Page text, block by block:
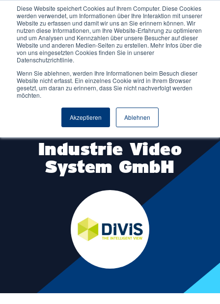
Diese Website speichert Cookies auf Ihrem Computer. Diese Cookies
werden verwendet, um Informationen über Ihre Interaktion mit unserer
Website zu erfassen und damit wir uns an Sie erinnern können. Wir
nutzen diese Informationen, um Ihre Website-Erfahrung zu optimieren
und um Analysen und Kennzahlen über unsere Besucher auf dieser
Website und anderen Medien-Seiten zu erstellen. Mehr Infos über die
von uns eingesetzten Cookies finden Sie in unserer
Datenschutzrichtlinie.
Wenn Sie ablehnen, werden Ihre Informationen beim Besuch dieser
Website nicht erfasst. Ein einzelnes Cookie wird in Ihrem Browser
gesetzt, um daran zu erinnern, dass Sie nicht nachverfolgt werden
möchten.
Akzeptieren Ablehnen
Partnerunternehmen
DIVIS Deutsche
Industrie Video
System GmbH